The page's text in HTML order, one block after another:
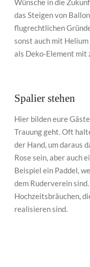
Wünsche in die
das Steigen von
flugrechtlichen
sonst auch mit
als Deko-Element mit
Spalier stehen
Hier bilden eure
Trauung geht. Oft
der Hand, um daraus
Rose sein, aber auch
Beispiel ein Paddel,
dem Ruderverein sind.
Hochzeitsbräuchen,
realisieren sind.